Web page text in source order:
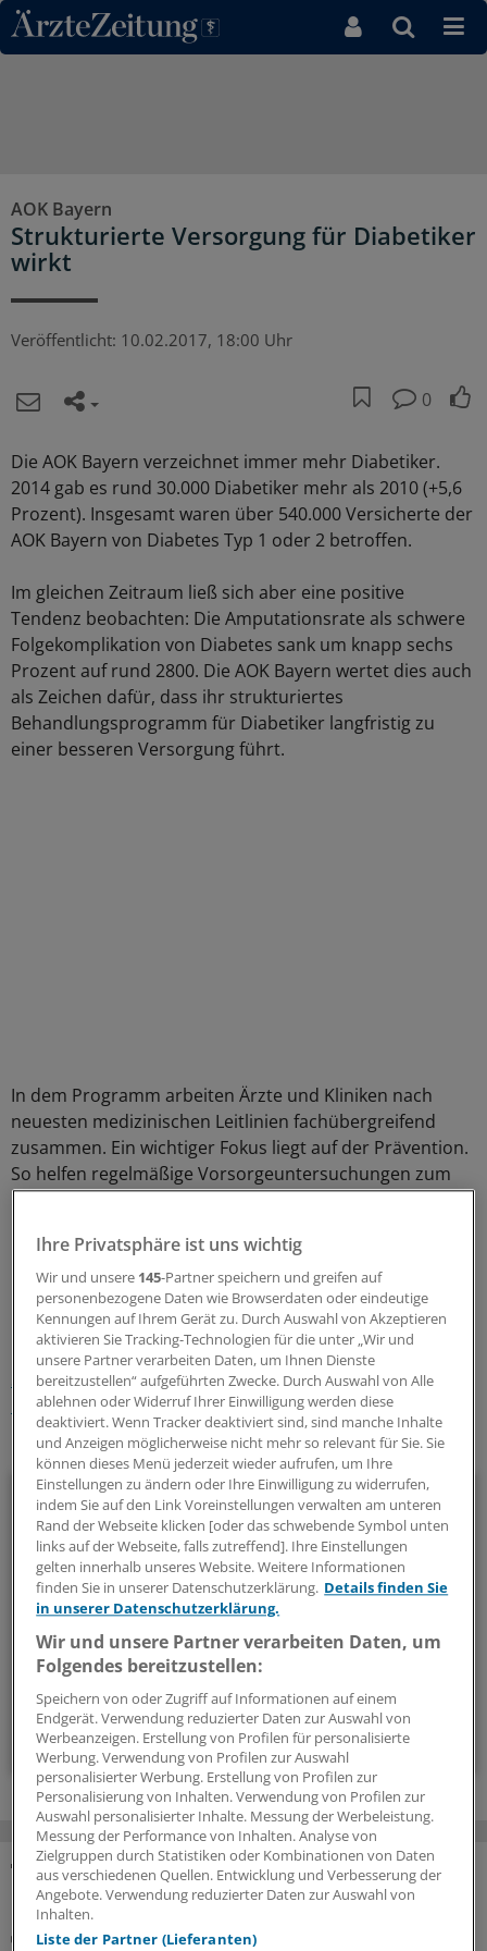
Direkt zum Inhaltsbereich
AOK Bayern
Strukturierte Versorgung für Diabetiker
wirkt
Veröffentlicht: 10.02.2017, 18:00 Uhr
0
Die AOK Bayern verzeichnet immer mehr Diabetiker.
2014 gab es rund 30.000 Diabetiker mehr als 2010 (+5,6
Prozent). Insgesamt waren über 540.000 Versicherte der
AOK Bayern von Diabetes Typ 1 oder 2 betroffen.
Im gleichen Zeitraum ließ sich aber eine positive
Tendenz beobachten: Die Amputationsrate als schwere
Folgekomplikation von Diabetes sank um knapp sechs
Prozent auf rund 2800. Die AOK Bayern wertet dies auch
als Zeichen dafür, dass ihr strukturiertes
Behandlungsprogramm für Diabetiker langfristig zu
einer besseren Versorgung führt.
In dem Programm arbeiten Ärzte und Kliniken nach
neuesten medizinischen Leitlinien fachübergreifend
zusammen. Ein wichtiger Fokus liegt auf der Prävention.
So helfen regelmäßige Vorsorgeuntersuchungen zum
Beispiel der Füße, frühzeitig Folgeerkrankungen und
Schlagworte:
Selektivverträge AOK Pro Dialog Bayern
Diabetes mellitus
Ihr Newsletter zum Thema
Politik & Debatte
Mit diesem Newsletter blicken Sie hinter das tägliche
Geschehen in der Gesundheitspolitik. Mit Analysen,
Hintergründen und einem Blick auf Themen, die die Agenda
bestimmen.
Zum Abonnieren bitte anmelden
MEHR ZUM THEMA
Selektivvertrag und elektronische Verschreibung
Ihre Privatsphäre ist uns wichtig
Wir und unsere 145-Partner speichern und greifen auf
personenbezogene Daten wie Browserdaten oder eindeutige
Kennungen auf Ihrem Gerät zu. Durch Auswahl von Akzeptieren
aktivieren Sie Tracking-Technologien für die unter „Wir und
unsere Partner verarbeiten Daten, um Ihnen Dienste
bereitzustellen“ aufgeführten Zwecke. Durch Auswahl von Alle
ablehnen oder Widerruf Ihrer Einwilligung werden diese
deaktiviert. Wenn Tracker deaktiviert sind, sind manche Inhalte
und Anzeigen möglicherweise nicht mehr so relevant für Sie. Sie
können dieses Menü jederzeit wieder aufrufen, um Ihre
Einstellungen zu ändern oder Ihre Einwilligung zu widerrufen,
indem Sie auf den Link Voreinstellungen verwalten am unteren
Rand der Webseite klicken [oder das schwebende Symbol unten
links auf der Webseite, falls zutreffend]. Ihre Einstellungen
gelten innerhalb unseres Website. Weitere Informationen
finden Sie in unserer Datenschutzerklärung. Details finden Sie
in unserer Datenschutzerklärung.
Wir und unsere Partner verarbeiten Daten, um
Folgendes bereitzustellen:
Speichern von oder Zugriff auf Informationen auf einem
Endgerät. Verwendung reduzierter Daten zur Auswahl von
Werbeanzeigen. Erstellung von Profilen für personalisierte
Werbung. Verwendung von Profilen zur Auswahl
personalisierter Werbung. Erstellung von Profilen zur
Personalisierung von Inhalten. Verwendung von Profilen zur
Auswahl personalisierter Inhalte. Messung der Werbeleistung.
Messung der Performance von Inhalten. Analyse von
Zielgruppen durch Statistiken oder Kombinationen von Daten
aus verschiedenen Quellen. Entwicklung und Verbesserung der
Angebote. Verwendung reduzierter Daten zur Auswahl von
Inhalten.
Liste der Partner (Lieferanten)